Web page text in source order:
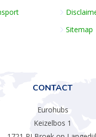
Sitemap
CONTACT
Eurohubs
Keizelbos 1